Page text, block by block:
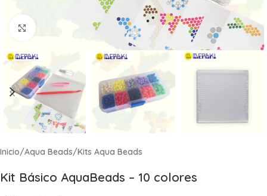
Click to enlarge
Inicio/Aqua Beads/Kits Aqua Beads
Kit Básico AquaBeads – 10 colores